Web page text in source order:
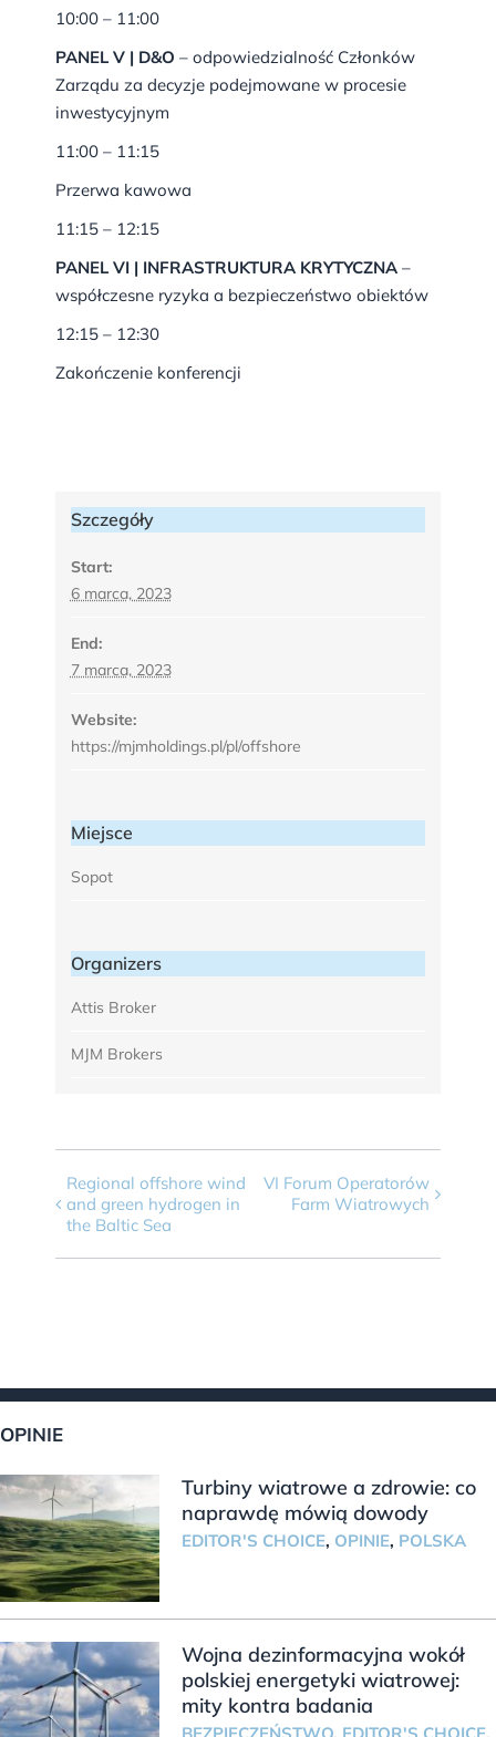
10:00 – 11:00
PANEL V | D&O – odpowiedzialność Członków
Zarządu za decyzje podejmowane w procesie
inwestycyjnym
11:00 – 11:15
Przerwa kawowa
11:15 – 12:15
PANEL VI | INFRASTRUKTURA KRYTYCZNA –
współczesne ryzyka a bezpieczeństwo obiektów
12:15 – 12:30
Zakończenie konferencji
Szczegóły
Start:
6 marca, 2023
End:
7 marca, 2023
Website:
https://mjmholdings.pl/pl/offshore
Miejsce
Sopot
Organizers
Attis Broker
MJM Brokers
Event
Navigation
Regional offshore wind
and green hydrogen in
the Baltic Sea
VI Forum Operatorów
Farm Wiatrowych
OPINIE
Turbiny wiatrowe a zdrowie: co
naprawdę mówią dowody
EDITOR'S CHOICE, OPINIE, POLSKA
Wojna dezinformacyjna wokół
polskiej energetyki wiatrowej:
mity kontra badania